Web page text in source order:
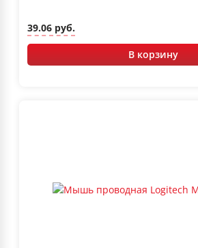
39.06 руб.
В корзину